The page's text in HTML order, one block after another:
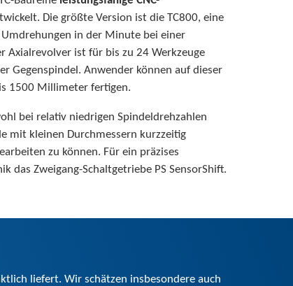
Die größte Version ist die TC800, eine
in der Minute bei einer
Axialrevolver ist für bis zu 24 Werkzeuge
Gegenspindel. Anwender können auf dieser
1500 Millimeter fertigen.
bei relativ niedrigen Spindeldrehzahlen
mit kleinen Durchmessern kurzzeitig
zu können. Für ein präzises
das Zweigang-Schaltgetriebe PS SensorShift.
liefert. Wir schätzen insbesondere auch